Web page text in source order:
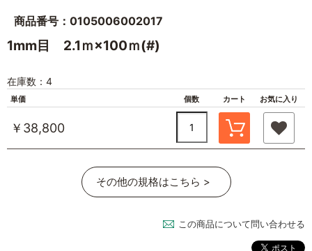
商品番号：0105006002017
1mm目 2.1ｍ×100ｍ(#)
在庫数：4
単価 個数 カート お気に入り
￥38,800
その他の規格はこちら >
この商品について問い合わせる